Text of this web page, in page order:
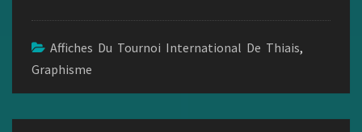
Affiches Du Tournoi International De Thiais,
Graphisme